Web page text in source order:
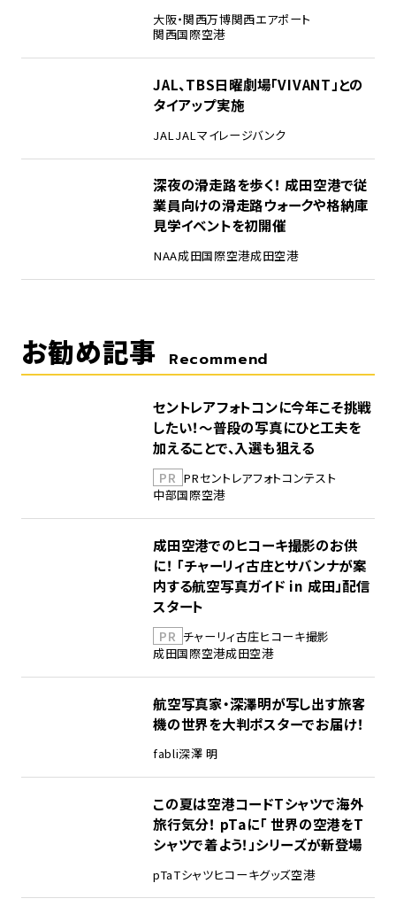
大阪・関西万博関西エアポート
関西国際空港
JAL、TBS日曜劇場「VIVANT」との
タイアップ実施
JAL JALマイレージバンク
深夜の滑走路を歩く！ 成田空港で従
業員向けの滑走路ウォークや格納庫
見学イベントを初開催
NAA成田国際空港成田空港
お勧め記事 Recommend
セントレアフォトコンに今年こそ挑戦
したい！～普段の写真にひと工夫を
加えることで、入選も狙える
PR PRセントレアフォトコンテスト
中部国際空港
成田空港でのヒコーキ撮影のお供
に！ 「チャーリィ古庄とサバンナが案
内する航空写真ガイド in 成田」配信
スタート
PR チャーリィ古庄ヒコーキ撮影
成田国際空港成田空港
航空写真家・深澤明が写し出す旅客
機の世界を大判ポスターでお届け！
fabli深澤 明
この夏は空港コードTシャツで海外
旅行気分！ pTaに「 世界の空港をT
シャツで着よう！」シリーズが新登場
pTaTシャツヒコーキグッズ空港